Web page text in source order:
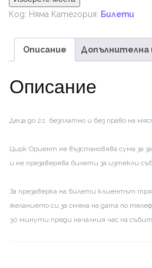
through
Код: Няма Категория: Билети
Описание Допълнителна
Описание
Деца до 2г. безплатно и без право на
Цирк Ориент не възстановява сума за
и не презаверява билети за изтекли
За презаверка на билети клиентът
желанието си за смяна на дата по
30 минути преди началния час на